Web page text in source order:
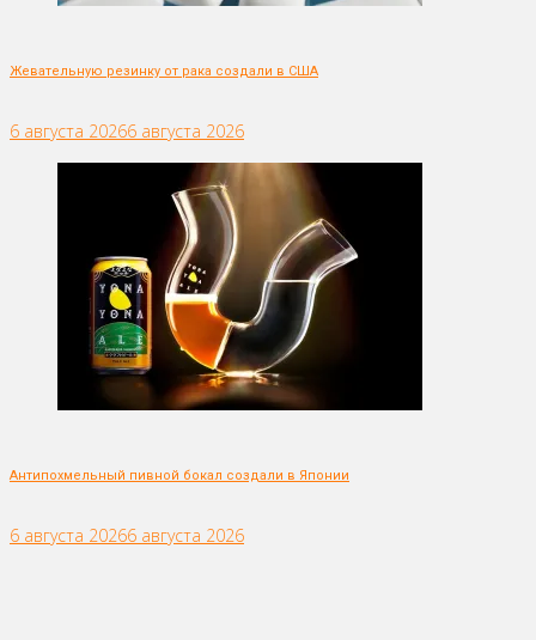
Жевательную резинку от рака создали в США
6 августа 20266 августа 2026
Антипохмельный пивной бокал создали в Японии
6 августа 20266 августа 2026